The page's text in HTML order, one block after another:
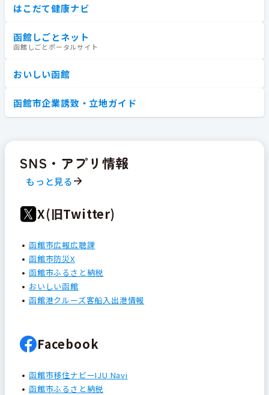
はこだて健康ナビ
函館しごとネット
函館しごとポータルサイト
おいしい函館
函館市企業誘致・立地ガイド
SNS・アプリ情報
もっと見る
X(旧Twitter)
函館市広報広聴課
函館市防災X
函館市ふるさと納税
おいしい函館
函館港クルーズ客船入出港情報
Facebook
函館市移住ナビーIJU Navi
函館市ふるさと納税